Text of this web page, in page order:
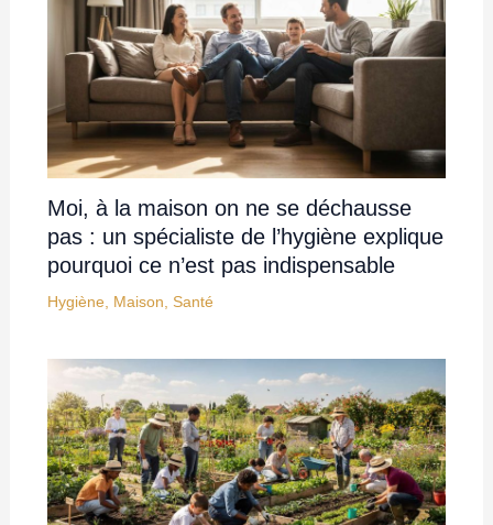
Moi, à la maison on ne se déchausse
pas : un spécialiste de l’hygiène explique
pourquoi ce n’est pas indispensable
Hygiène Maison Santé